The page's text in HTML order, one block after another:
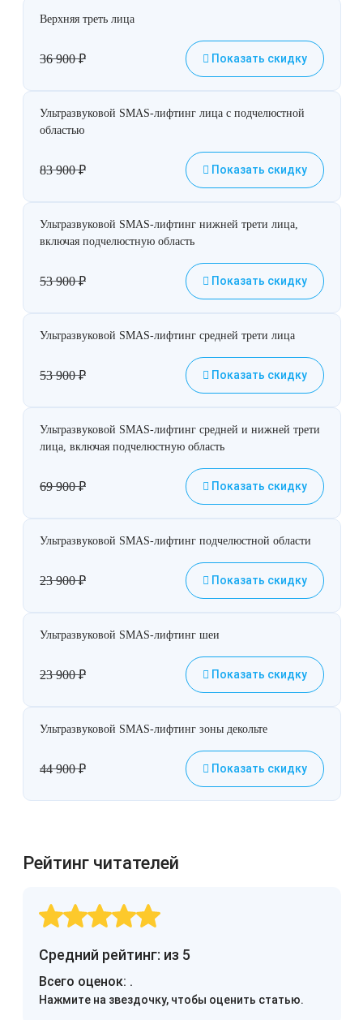
Верхняя треть лица
36 900₽ Показать скидку
Ультразвуковой SMAS-лифтинг лица с подчелюстной
областью
83 900₽ Показать скидку
Ультразвуковой SMAS-лифтинг нижней трети лица,
включая подчелюстную область
53 900₽ Показать скидку
Ультразвуковой SMAS-лифтинг средней трети лица
53 900₽ Показать скидку
Ультразвуковой SMAS-лифтинг средней и нижней трети
лица, включая подчелюстную область
69 900₽ Показать скидку
Ультразвуковой SMAS-лифтинг подчелюстной области
23 900₽ Показать скидку
Ультразвуковой SMAS-лифтинг шеи
23 900₽ Показать скидку
Ультразвуковой SMAS-лифтинг зоны декольте
44 900₽ Показать скидку
Рейтинг читателей
Средний рейтинг: из 5
Всего оценок: .
Нажмите на звездочку, чтобы оценить статью.